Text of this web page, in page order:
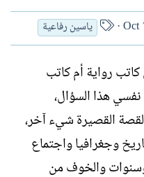
Oct
ا
س
ا
ل
ا
ت
ب
ياسين رفاعية
رواية أم كاتب
هذا السؤال،
القصيرة شيء آخر،
وجغرافيا واجتماع
والخوف من